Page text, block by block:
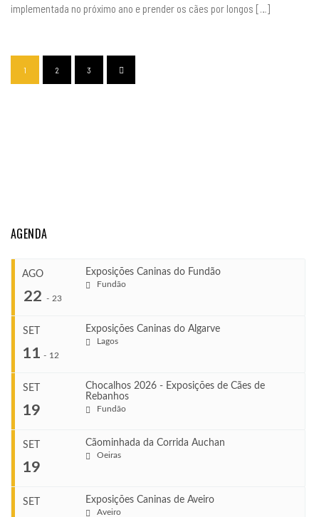
implementada no próximo ano e prender os cães por longos […]
1 2 3
AGENDA
AGO
22 - 23
Exposições Caninas do Fundão
Fundão
Ago 22, 2026
Ago 23, 2026
VENUE
SET
11 - 12
Exposições Caninas do Algarve
Lagos
Set 11, 2026
Set 12, 2026
SET
19
Chocalhos 2026 - Exposições de Cães de
Rebanhos
Fundão
SET
19
Cãominhada da Corrida Auchan
Oeiras
SET Exposições Caninas de Aveiro
Aveiro